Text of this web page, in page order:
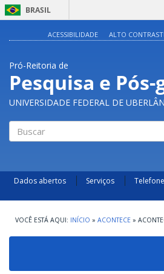
BRASIL
ACESSIBILIDADE ALTO
Pró-Reitoria de
Pesquisa e
UNIVERSIDADE FEDERAL DE
Dados abertos Serviços
INÍCIO » ACONTECE »